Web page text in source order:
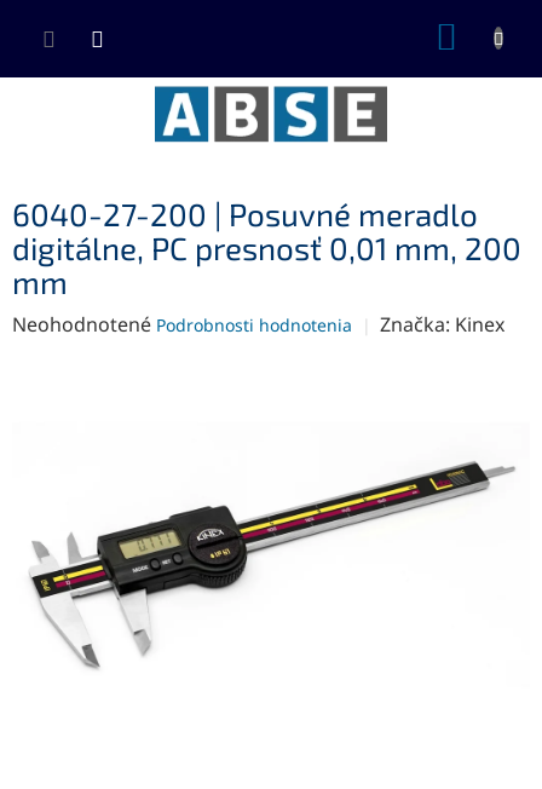
6040-27-200 | Posuvné meradlo
digitálne, PC presnosť 0,01 mm, 200
mm
Priemerné
Neohodnotené Podrobnosti hodnotenia Značka: Kinex